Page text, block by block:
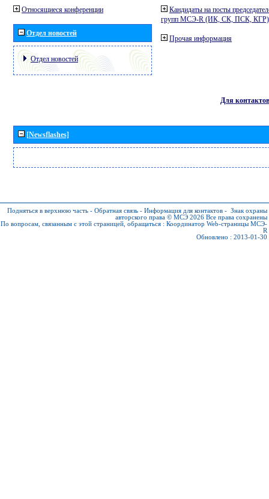
Относящиеся конференции
Отдел новостей
Отдел новостей
Кандидаты на посты
групп МСЭ-R (ИК, СК, ПСК, КГР)
Прочая информация
Для контактов
[Newsflashes]
Подняться в верхнюю часть - Обратная связь - Информация для контактов - Знак охраны
авторского права © МСЭ 2026 Все права сохранены
По вопросам, связанным с этой страницей, обращаться : Координатор Web-страницы МСЭ-
R
Обновлено : 2013-01-30